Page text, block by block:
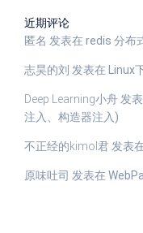
近期评论
匿名 发表在 redis 分布
志昊的刘 发表在 Linux
Deep Learning小舟 发
注入、构造器注入)
不正经的kimol君 发表
原味吐司 发表在